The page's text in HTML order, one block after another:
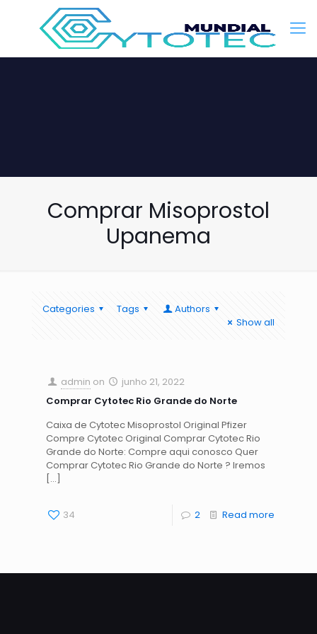
Comprar Misoprostol
Upanema
Categories Tags
Authors
Show all
admin on
junho 21, 2022
Comprar Cytotec Rio Grande do Norte
Caixa de Cytotec Misoprostol Original Pfizer
Compre Cytotec Original Comprar Cytotec Rio
Grande do Norte: Compre aqui conosco Quer
Comprar Cytotec Rio Grande do Norte ? Iremos
[…]
34 2 Read more